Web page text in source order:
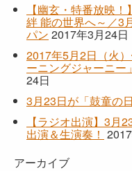
【幽玄・特番放映
絆 能の世界へ～／3
パン 2017年3月24日
2017年5月2日（火
ーニングジャーニー
24日
3月23日が「鼓童の
【ラジオ出演】3月
出演＆生演奏！
アーカイブ